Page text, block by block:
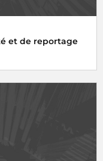
et de reportage